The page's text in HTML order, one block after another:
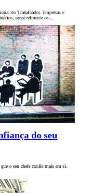
do Trabalhador. Empresas e
possivelmente os…
do seu
o seu chefe confie mais em si.